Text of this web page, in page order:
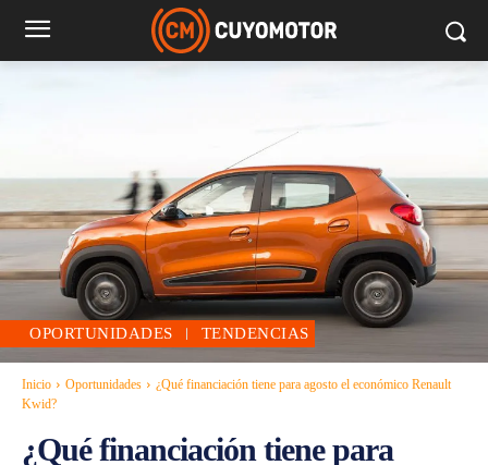
OPORTUNIDADES TENDENCIAS
Inicio Oportunidades
¿Qué financiación tiene para agosto el económico Renault
Kwid?
¿Qué financiación tiene para